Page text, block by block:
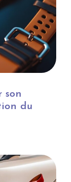
son
du